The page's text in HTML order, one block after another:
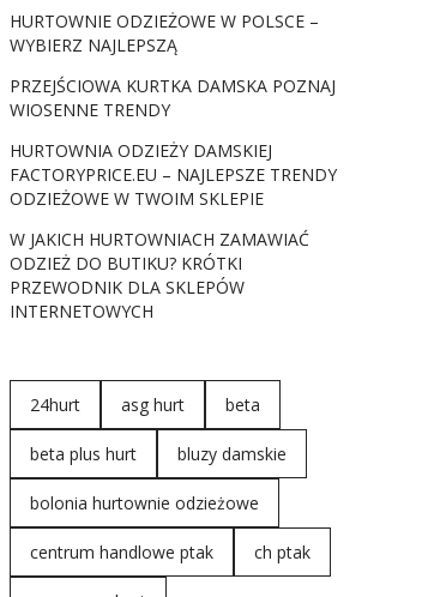
HURTOWNIE ODZIEŻOWE W POLSCE –
WYBIERZ NAJLEPSZĄ
PRZEJŚCIOWA KURTKA DAMSKA POZNAJ
WIOSENNE TRENDY
HURTOWNIA ODZIEŻY DAMSKIEJ
FACTORYPRICE.EU – NAJLEPSZE TRENDY
ODZIEŻOWE W TWOIM SKLEPIE
W JAKICH HURTOWNIACH ZAMAWIAĆ
ODZIEŻ DO BUTIKU? KRÓTKI
PRZEWODNIK DLA SKLEPÓW
INTERNETOWYCH
24hurt asg hurt beta
beta plus hurt bluzy damskie
bolonia hurtownie odzieżowe
centrum handlowe ptak ch ptak